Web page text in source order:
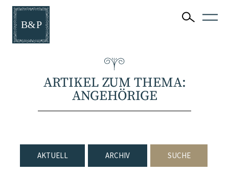
ARTIKEL ZUM THEMA:
ANGEHÖRIGE
AKTUELL ARCHIV SUCHE